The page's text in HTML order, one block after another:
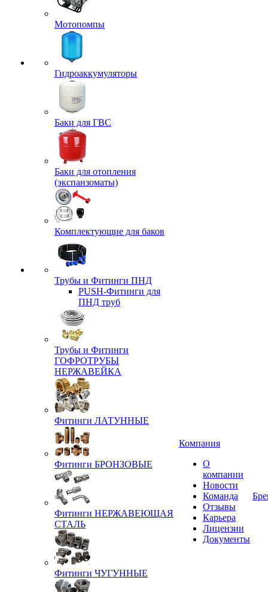
Мотопомпы
Гидроаккумуляторы
Баки для ГВС
Баки для отопления
(экспанзоматы)
Комплектующие для баков
Трубы и Фитинги ПНД
PUSH-Фитинги для
ПНД труб
Трубы и Фитинги
ГОФРОТРУБЫ
НЕРЖАВЕЙКА
Фитинги ЛАТУННЫЕ
Фитинги БРОНЗОВЫЕ
Фитинги НЕРЖАВЕЮЩАЯ
СТАЛЬ
Фитинги ЧУГУННЫЕ
Компания
О
компании
Новости
Команда
Отзывы
Карьера
Лицензии
Документы